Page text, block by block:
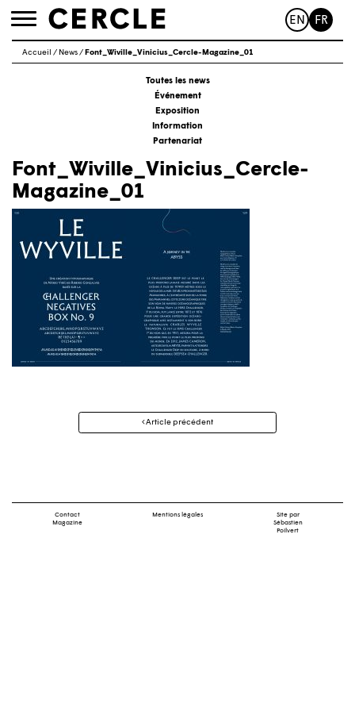
Toggle
EN FR
Accueil / News/ Font_Wiville_Vinicius_Cercle-Magazine_01
Toutes les news
Événement
Exposition
Information
Partenariat
Font_Wiville_Vinicius_Cercle-
Magazine_01
Navigation
Article précédent
Contact
Magazine
Mentions légales
Site par
Sébastien
Poilvert